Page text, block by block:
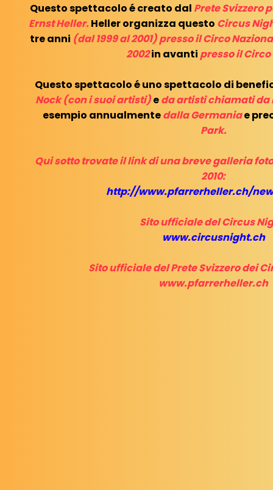
Questo spettacolo é creato dal Prete Svizzero
Ernst Heller.Heller organizza questo Circus
tre anni (dal 1999 al 2001) presso il Circo
2002in avanti presso il Circo
Questo spettacolo é uno spettacolo di
Nock (con i suoi artisti)eda artisti chiamati da
esempio annualmentedalla Germaniae
Park.
Qui sotto trovate il link di una breve galleria
2010:
http://www.pfarrerheller.ch/
Sito ufficiale del Circus
www.circusnight.ch
Sito ufficiale del Prete Svizzero dei
www.pfarrerheller.ch